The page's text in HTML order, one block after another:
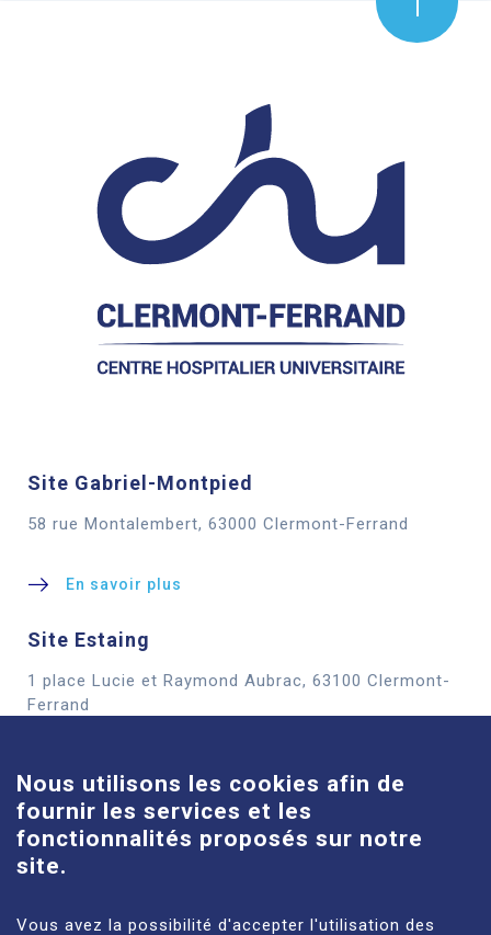
Site Gabriel-Montpied
58 rue Montalembert, 63000 Clermont-Ferrand
En savoir plus
Site Estaing
1 place Lucie et Raymond Aubrac, 63100 Clermont-
Ferrand
Site Louise-Michel
61 route de Châteaugay, 63118 Cébazat
En savoir plus
Nous utilisons les cookies afin de
fournir les services et les
fonctionnalités proposés sur notre
site.
Vous avez la possibilité d'accepter l'utilisation des